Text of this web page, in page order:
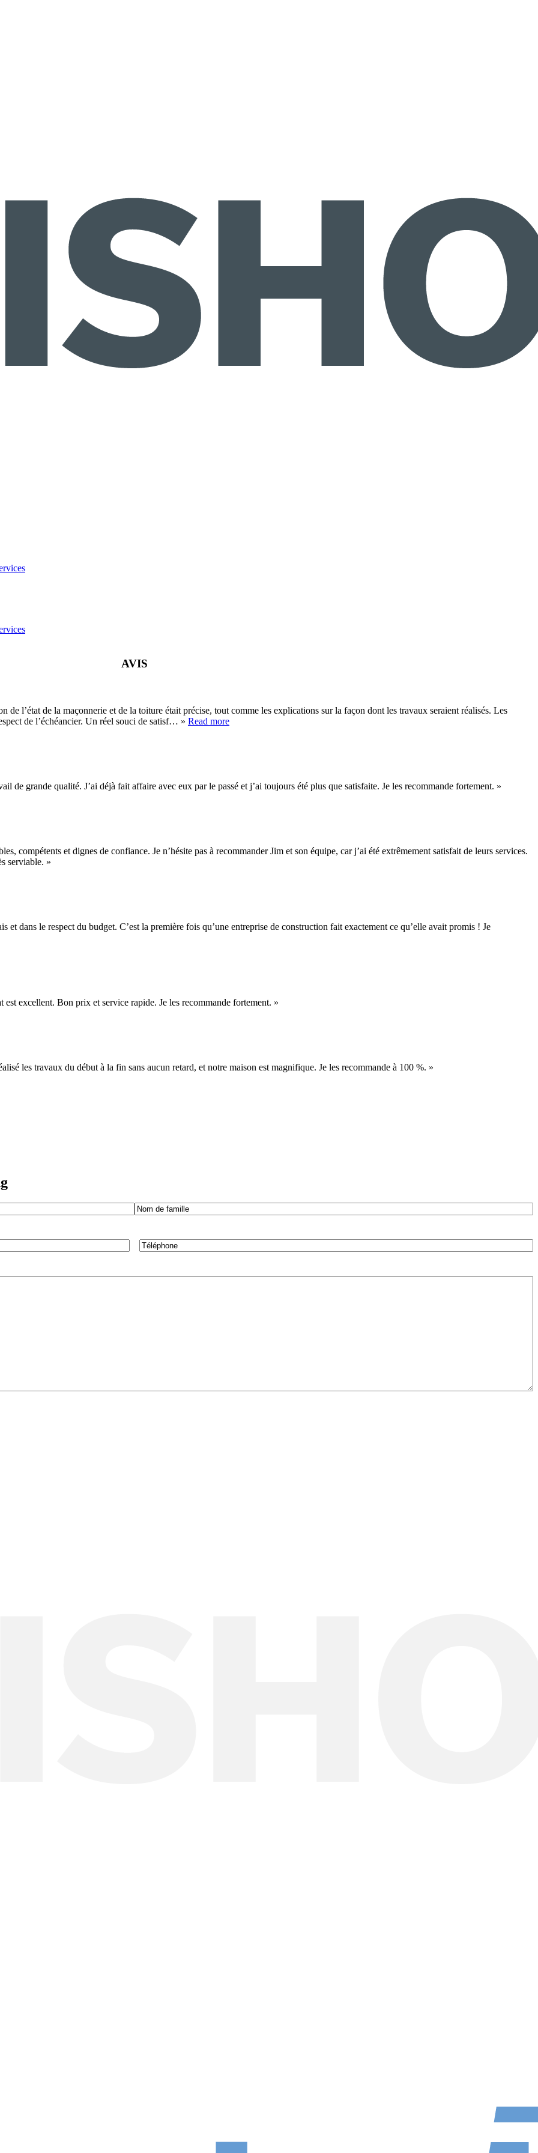
AVIS
de l’état de la maçonnerie et de la toiture était précise, tout comme les explications sur la façon dont les travaux seraient réalisés. Les
de l’échéancier. Un réel souci de satisf… » Read more
de grande qualité. J’ai déjà fait affaire avec eux par le passé et j’ai toujours été plus que satisfaite. Je les recommande fortement. »
compétents et dignes de confiance. Je n’hésite pas à recommander Jim et son équipe, car j’ai été extrêmement satisfait de leurs services.
serviable. »
et dans le respect du budget. C’est la première fois qu’une entreprise de construction fait exactement ce qu’elle avait promis ! Je
excellent. Bon prix et service rapide. Je les recommande fortement. »
les travaux du début à la fin sans aucun retard, et notre maison est magnifique. Je les recommande à 100 %. »
Téléphone